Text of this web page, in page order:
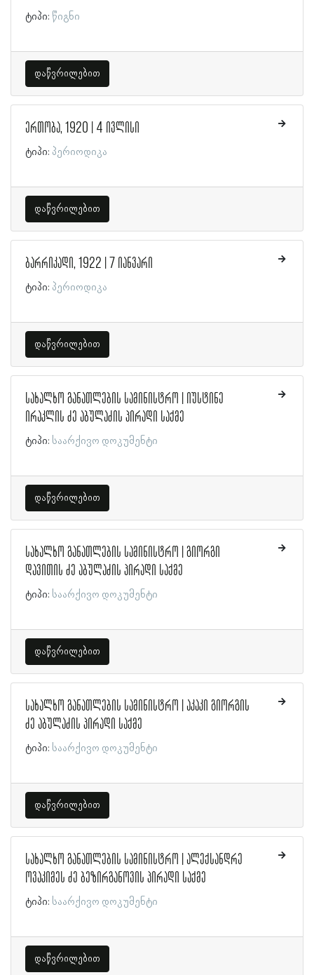
ტიპი: წიგნი
დაწვრილებით
ერთობა, 1920 | 4 ივლისი
ტიპი: პერიოდიკა
დაწვრილებით
ბარრიკადი, 1922 | 7 იანვარი
ტიპი: პერიოდიკა
დაწვრილებით
სახალხო განათლების სამინისტრო | იუსტინე
ირაკლის ძე აბულაძის პირადი საქმე
ტიპი: საარქივო დოკუმენტი
დაწვრილებით
სახალხო განათლების სამინისტრო | გიორგი
დავითის ძე აბულაძის პირადი საქმე
ტიპი: საარქივო დოკუმენტი
დაწვრილებით
სახალხო განათლების სამინისტრო | აკაკი გიორგის
ძე აბულაძის პირადი საქმე
ტიპი: საარქივო დოკუმენტი
დაწვრილებით
სახალხო განათლების სამინისტრო | ალექსანდრე
ოვაკიმეს ძე ბეზირგანოვის პირადი საქმე
ტიპი: საარქივო დოკუმენტი
დაწვრილებით